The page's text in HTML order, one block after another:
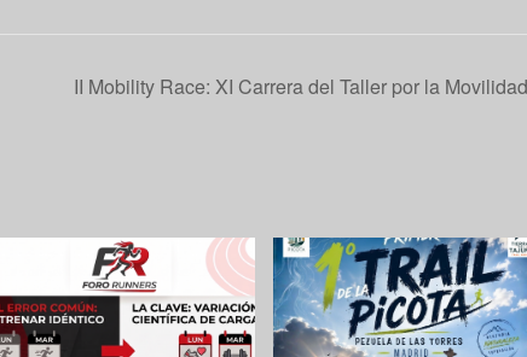
II Mobility Race: XI Carrera del Taller por la